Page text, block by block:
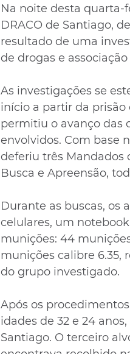
Na noite desta quarta-
DRACO de Santiago,
resultado de uma
de drogas e
As investigações se
início a partir da
permitiu o avanço das
envolvidos. Com base
deferiu três Mandados
Busca e Apreensão,
Durante as buscas, os
celulares, um
munições: 44
munições calibre 6.35,
do grupo investigado.
Após os
idades de 32 e 24
Santiago. O terceiro